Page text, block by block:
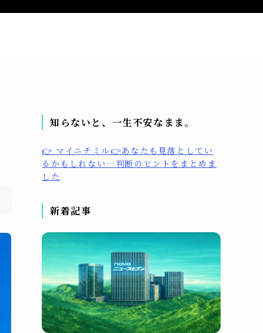
知らないと、一生不安なまま。
👉 マイニチミル👉あなたも見落としてい
るかもしれない…判断のヒントをまとめま
した
新着記事